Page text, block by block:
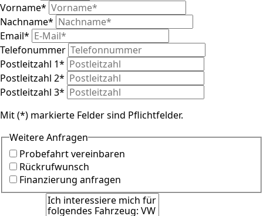
Vorname*
Nachname*
Email*
Telefonummer
Postleitzahl 1*
Postleitzahl 2*
Postleitzahl 3*
Mit (*) markierte Felder sind Pflichtfelder.
Weitere Anfragen
Probefahrt vereinbaren
Rückrufwunsch
Finanzierung anfragen